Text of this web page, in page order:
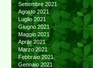
Settembre 2021
Agosto 2021
Luglio 2021
Giugno 2021
Maggio 2021
Aprile 2021
Marzo 2021
Febbraio 2021
Gennaio 2021